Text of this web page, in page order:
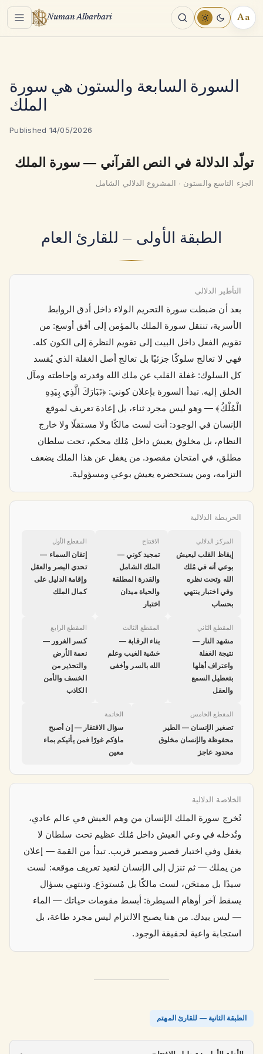
Menu Numan Albarbari Aa
السورة السابعة والستون هي سورة
الملك
Published 14/05/2026
تولّد الدلالة في النص القرآني — سورة الملك
الجزء التاسع والستون · المشروع الدلالي الشامل
الطبقة الأولى — للقارئ العام
التأطير الدلالي
بعد أن ضبطت سورة التحريم الولاء داخل أدق الروابط
الأسرية، تنتقل سورة الملك بالمؤمن إلى أفق أوسع: من
تقويم الفعل داخل البيت إلى تقويم النظرة إلى الكون كله.
فهي لا تعالج سلوكًا جزئيًا بل تعالج أصل الغفلة الذي يُفسد
كل السلوك: غفلة القلب عن ملك الله وقدرته وإحاطته ومآل
الخلق إليه. تبدأ السورة بإعلان كوني: ﴿تَبَارَكَ الَّذِي بِيَدِهِ
الْمُلْكُ﴾ — وهو ليس مجرد ثناء، بل إعادة تعريف لموقع
الإنسان في الوجود: أنت لست مالكًا ولا مستقلًا ولا خارج
النظام، بل مخلوق يعيش داخل مُلك محكم، تحت سلطان
مطلق، في امتحان مقصود. من يغفل عن هذا الملك يضعف
التزامه، ومن يستحضره يعيش بوعي ومسؤولية.
الخريطة الدلالية
المركز الدلالي
إيقاظ القلب ليعيش
بوعي أنه في مُلك
الله وتحت نظره
وفي اختبار ينتهي
بحساب
الافتتاح
تمجيد كوني —
الملك الشامل
والقدرة المطلقة
والحياة ميدان
اختبار
المقطع الأول
إتقان السماء —
تحدي البصر والعقل
وإقامة الدليل على
كمال الملك
المقطع الثاني
مشهد النار —
نتيجة الغفلة
واعتراف أهلها
بتعطيل السمع
والعقل
المقطع الثالث
بناء الرقابة —
خشية الغيب وعلم
الله بالسر وأخفى
المقطع الرابع
كسر الغرور —
نعمة الأرض
والتحذير من
الخسف والأمن
الكاذب
المقطع الخامس
تصغير الإنسان — الطير
محفوظة والإنسان مخلوق
محدود عاجز
الخاتمة
سؤال الافتقار — إن أصبح
ماؤكم غورًا فمن يأتيكم بماء
معين
الخلاصة الدلالية
تُخرج سورة الملك الإنسان من وهم العيش في عالم عادي،
وتُدخله في وعي العيش داخل مُلك عظيم تحت سلطان لا
يغفل وفي اختبار قصير ومصير قريب. تبدأ من القمة — إعلان
من يملك — ثم تنزل إلى الإنسان لتعيد تعريف موقعه: لست
سيدًا بل ممتحَن، لست مالكًا بل مُستودَع. وتنتهي بسؤال
يسقط آخر أوهام السيطرة: أبسط مقومات حياتك — الماء
— ليس بيدك. من هنا يصبح الالتزام ليس مجرد طاعة، بل
استجابة واعية لحقيقة الوجود.
الطبقة الثانية — للقارئ المهتم